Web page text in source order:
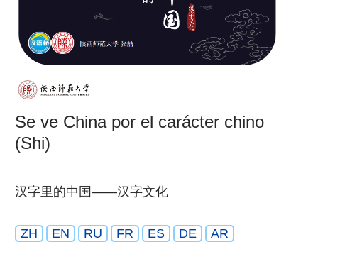
Se ve China por el carácter chino
(Shi)
汉字里的中国——汉字文化
ZH EN RU FR ES DE AR